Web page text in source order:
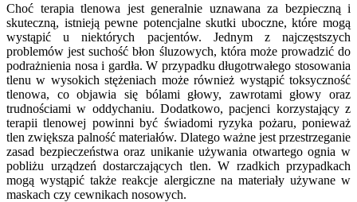
Choć terapia tlenowa jest generalnie uznawana za bezpieczną i
skuteczną, istnieją pewne potencjalne skutki uboczne, które mogą
wystąpić u niektórych pacjentów. Jednym z najczęstszych
problemów jest suchość błon śluzowych, która może prowadzić do
podrażnienia nosa i gardła. W przypadku długotrwałego stosowania
tlenu w wysokich stężeniach może również wystąpić toksyczność
tlenowa, co objawia się bólami głowy, zawrotami głowy oraz
trudnościami w oddychaniu. Dodatkowo, pacjenci korzystający z
terapii tlenowej powinni być świadomi ryzyka pożaru, ponieważ
tlen zwiększa palność materiałów. Dlatego ważne jest przestrzeganie
zasad bezpieczeństwa oraz unikanie używania otwartego ognia w
pobliżu urządzeń dostarczających tlen. W rzadkich przypadkach
mogą wystąpić także reakcje alergiczne na materiały używane w
maskach czy cewnikach nosowych.